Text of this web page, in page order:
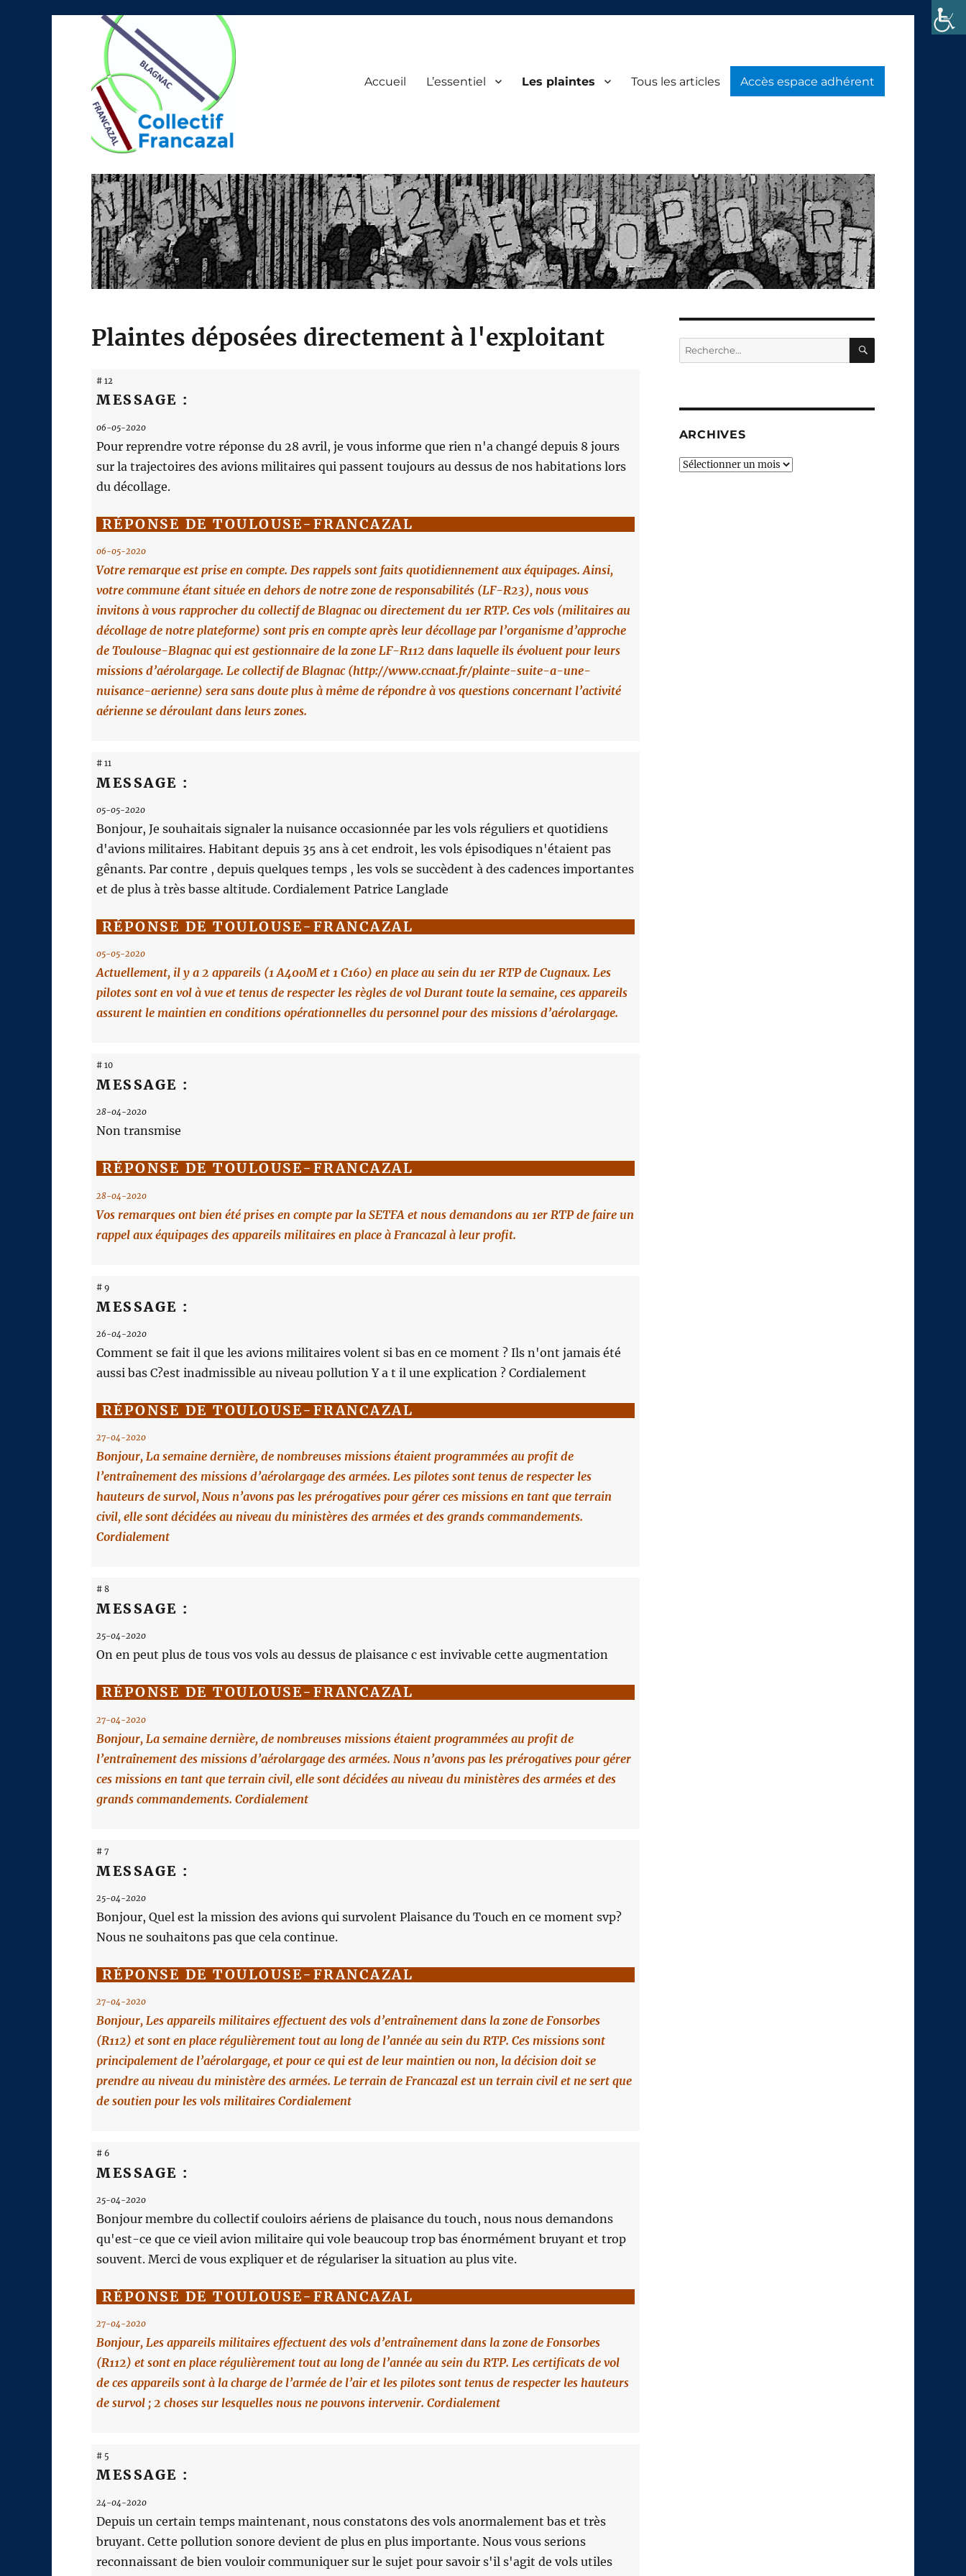
Collectif Francazal
Accueil L’essentiel Les plaintes Tous les articles Accès espace adhérent
Plaintes déposées directement à l'exploitant
# 12
MESSAGE :
06-05-2020
Pour reprendre votre réponse du 28 avril, je vous informe que rien n'a changé depuis 8 jours
sur la trajectoires des avions militaires qui passent toujours au dessus de nos habitations lors
du décollage.
RÉPONSE DE TOULOUSE-FRANCAZAL
06-05-2020
Votre remarque est prise en compte. Des rappels sont faits quotidiennement aux équipages. Ainsi,
votre commune étant située en dehors de notre zone de responsabilités (LF-R23), nous vous
invitons à vous rapprocher du collectif de Blagnac ou directement du 1er RTP. Ces vols (militaires au
décollage de notre plateforme) sont pris en compte après leur décollage par l’organisme d’approche
de Toulouse-Blagnac qui est gestionnaire de la zone LF-R112 dans laquelle ils évoluent pour leurs
missions d’aérolargage. Le collectif de Blagnac (http://www.ccnaat.fr/plainte-suite-a-une-
nuisance-aerienne) sera sans doute plus à même de répondre à vos questions concernant l’activité
aérienne se déroulant dans leurs zones.
# 11
MESSAGE :
05-05-2020
Bonjour, Je souhaitais signaler la nuisance occasionnée par les vols réguliers et quotidiens
d'avions militaires. Habitant depuis 35 ans à cet endroit, les vols épisodiques n'étaient pas
gênants. Par contre , depuis quelques temps , les vols se succèdent à des cadences importantes
et de plus à très basse altitude. Cordialement Patrice Langlade
RÉPONSE DE TOULOUSE-FRANCAZAL
05-05-2020
Actuellement, il y a 2 appareils (1 A400M et 1 C160) en place au sein du 1er RTP de Cugnaux. Les
pilotes sont en vol à vue et tenus de respecter les règles de vol Durant toute la semaine, ces appareils
assurent le maintien en conditions opérationnelles du personnel pour des missions d’aérolargage.
# 10
MESSAGE :
28-04-2020
Non transmise
RÉPONSE DE TOULOUSE-FRANCAZAL
28-04-2020
Vos remarques ont bien été prises en compte par la SETFA et nous demandons au 1er RTP de faire un
rappel aux équipages des appareils militaires en place à Francazal à leur profit.
# 9
MESSAGE :
26-04-2020
Comment se fait il que les avions militaires volent si bas en ce moment ? Ils n'ont jamais été
aussi bas C?est inadmissible au niveau pollution Y a t il une explication ? Cordialement
RÉPONSE DE TOULOUSE-FRANCAZAL
27-04-2020
Bonjour, La semaine dernière, de nombreuses missions étaient programmées au profit de
l’entraînement des missions d’aérolargage des armées. Les pilotes sont tenus de respecter les
hauteurs de survol, Nous n’avons pas les prérogatives pour gérer ces missions en tant que terrain
civil, elle sont décidées au niveau du ministères des armées et des grands commandements.
Cordialement
# 8
MESSAGE :
25-04-2020
On en peut plus de tous vos vols au dessus de plaisance c est invivable cette augmentation
RÉPONSE DE TOULOUSE-FRANCAZAL
27-04-2020
Bonjour, La semaine dernière, de nombreuses missions étaient programmées au profit de
l’entraînement des missions d’aérolargage des armées. Nous n’avons pas les prérogatives pour gérer
ces missions en tant que terrain civil, elle sont décidées au niveau du ministères des armées et des
grands commandements. Cordialement
# 7
MESSAGE :
25-04-2020
Bonjour, Quel est la mission des avions qui survolent Plaisance du Touch en ce moment svp?
Nous ne souhaitons pas que cela continue.
RÉPONSE DE TOULOUSE-FRANCAZAL
27-04-2020
Bonjour, Les appareils militaires effectuent des vols d’entraînement dans la zone de Fonsorbes
(R112) et sont en place régulièrement tout au long de l’année au sein du RTP. Ces missions sont
principalement de l’aérolargage, et pour ce qui est de leur maintien ou non, la décision doit se
prendre au niveau du ministère des armées. Le terrain de Francazal est un terrain civil et ne sert que
de soutien pour les vols militaires Cordialement
# 6
MESSAGE :
25-04-2020
Bonjour membre du collectif couloirs aériens de plaisance du touch, nous nous demandons
qu'est-ce que ce vieil avion militaire qui vole beaucoup trop bas énormément bruyant et trop
souvent. Merci de vous expliquer et de régulariser la situation au plus vite.
RÉPONSE DE TOULOUSE-FRANCAZAL
27-04-2020
Bonjour, Les appareils militaires effectuent des vols d’entraînement dans la zone de Fonsorbes
(R112) et sont en place régulièrement tout au long de l’année au sein du RTP. Les certificats de vol
de ces appareils sont à la charge de l’armée de l’air et les pilotes sont tenus de respecter les hauteurs
de survol ; 2 choses sur lesquelles nous ne pouvons intervenir. Cordialement
# 5
MESSAGE :
24-04-2020
Depuis un certain temps maintenant, nous constatons des vols anormalement bas et très
bruyant. Cette pollution sonore devient de plus en plus importante. Nous vous serions
reconnaissant de bien vouloir communiquer sur le sujet pour savoir s'il s'agit de vols utiles
pour :
RECHERCHE
ARCHIVES
Archives